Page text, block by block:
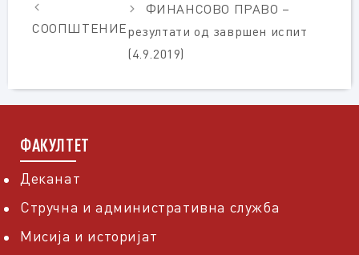
СООПШТЕНИЕ
ФИНАНСОВО ПРАВО –
резултати од завршен испит
(4.9.2019)
ФАКУЛТЕТ
Деканат
Стручна и административна служба
Мисија и историјат